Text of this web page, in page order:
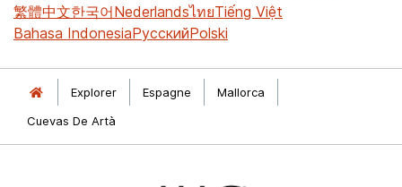
繁體中文한국어NederlandsไทยTiếng Việt
Bahasa IndonesiaРусскийPolski
Explorer Espagne
Mallorca
Cuevas De Artà